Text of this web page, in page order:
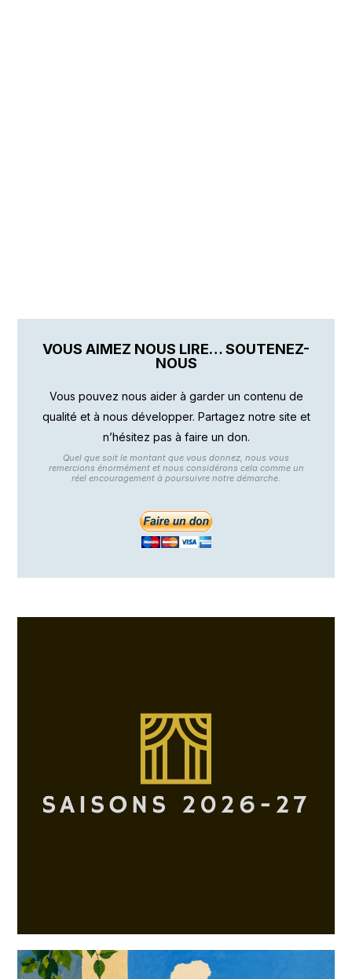
VOUS AIMEZ NOUS LIRE… SOUTENEZ-
NOUS
Vous pouvez nous aider à garder un contenu de
qualité et à nous développer. Partagez notre site et
n’hésitez pas à faire un don.
Quel que soit le montant que vous donnez, nous vous
remercions énormément et nous considérons cela comme un
réel encouragement à poursuivre notre démarche.